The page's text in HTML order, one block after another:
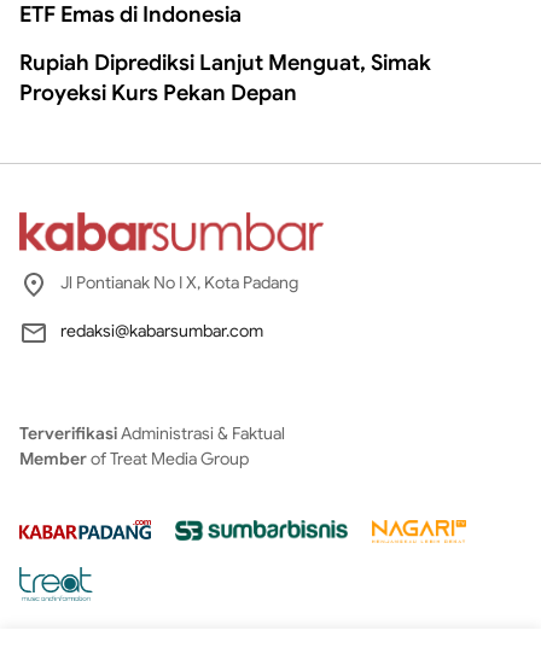
ETF Emas di Indonesia
Rupiah Diprediksi Lanjut Menguat, Simak
Proyeksi Kurs Pekan Depan
Jl Pontianak No I X, Kota Padang
redaksi@kabarsumbar.com
TerverifikasiAdministrasi & Faktual
Memberof Treat Media Group